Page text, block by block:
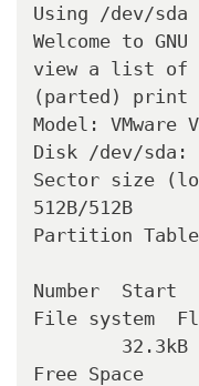
Using /dev/sda
Welcome to
view a list of
(parted) print
Model:
Disk /dev/sda:
Sector size
512B/512B
Partition
Number
File system
Free Space